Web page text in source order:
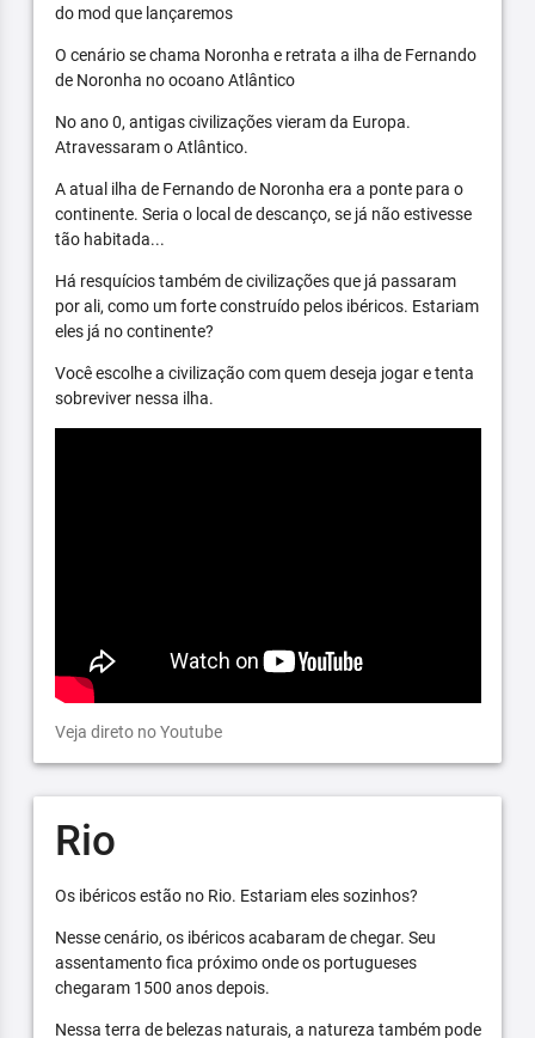
do mod que lançaremos
O cenário se chama Noronha e retrata a ilha de Fernando
de Noronha no ocoano Atlântico
No ano 0, antigas civilizações vieram da Europa.
Atravessaram o Atlântico.
A atual ilha de Fernando de Noronha era a ponte para o
continente. Seria o local de descanço, se já não estivesse
tão habitada...
Há resquícios também de civilizações que já passaram
por ali, como um forte construído pelos ibéricos. Estariam
eles já no continente?
Você escolhe a civilização com quem deseja jogar e tenta
sobreviver nessa ilha.
Veja direto no Youtube
Rio
Os ibéricos estão no Rio. Estariam eles sozinhos?
Nesse cenário, os ibéricos acabaram de chegar. Seu
assentamento fica próximo onde os portugueses
chegaram 1500 anos depois.
Nessa terra de belezas naturais, a natureza também pode